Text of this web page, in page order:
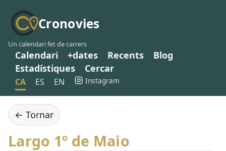
Cronovies
Un calendari fet de carrers
Calendari +dates Recents
Blog
Estadístiques
Cercar
CA ES EN Instagram
← Tornar
Largo 1º de Maio